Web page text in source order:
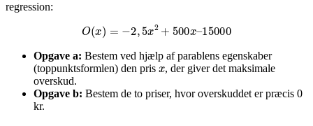
regression:
O(x )= 2,5x2 500x–15000
Opgave a: Bestem ved hjælp af parablens egenskaber
(toppunktsformlen) den pris
x
, der giver det maksimale
overskud.
Opgave b: Bestem de to priser, hvor overskuddet er præcis 0
kr.